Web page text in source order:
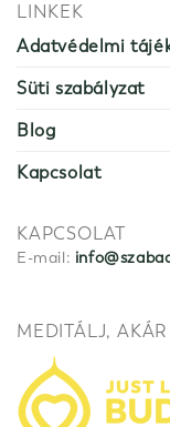
LINKEK
Adatvédelmi
Süti szabályzat
Blog
Kapcsolat
KAPCSOLAT
E-mail:
MEDITÁLJ,